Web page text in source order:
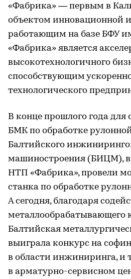
«Фабрика» — первым в
объектом инновационной
работающим на базе БФУ
«Фабрика» является
высокотехнологичного
способствующим
технологического
В конце прошлого года для
БМК по обработке
Балтийского
машиностроения (БИЦМ),
НТП «Фабрика», провели
станка по обработке
А сегодня, благодаря
металлообрабатывающего
Балтийская
выиграла конкурс на
в области инжиниринга, и
в арматурно-сервисном